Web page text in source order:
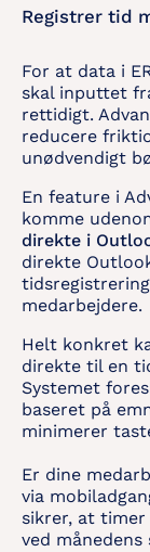
Registrer tid
For at data i
skal inputtet
rettidigt.
reducere
unødvendigt
En feature i
komme
direkte i
direkte
medarbejdere.
Helt konkret
direkte til en
Systemet
baseret på
minimerer
Er dine
via
sikrer, at
ved